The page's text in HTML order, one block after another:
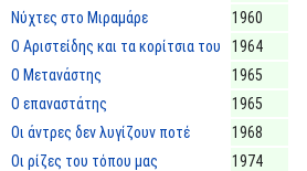
Νύχτες στο Μιραμάρε
1960
Ο Αριστείδης και τα κορίτσια του
1964
Ο Μετανάστης
1965
Ο επαναστάτης
1965
Οι άντρες δεν λυγίζουν ποτέ
1968
Οι ρίζες του τόπου μας
1974